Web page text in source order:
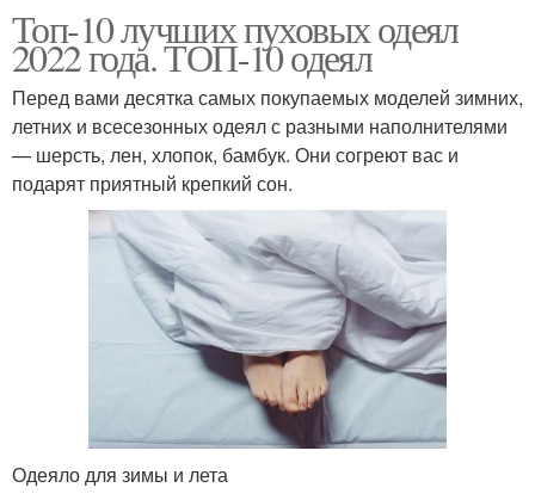
Топ-10 лучших пуховых одеял
2022 года. ТОП-10 одеял
Перед вами десятка самых покупаемых моделей зимних,
летних и всесезонных одеял с разными наполнителями
— шерсть, лен, хлопок, бамбук. Они согреют вас и
подарят приятный крепкий сон.
Одеяло для зимы и лета